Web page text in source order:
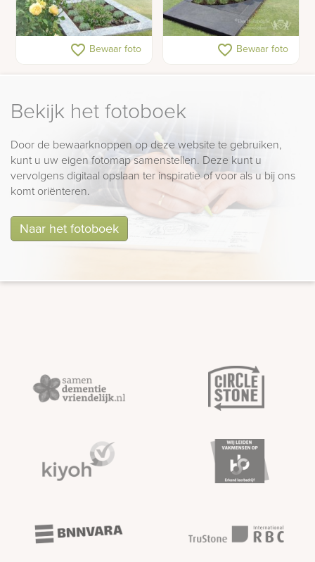
Natuursteen
grafmonument met de
favorite_border Bewaar foto Grafmonument grafkunst
favorite_border Bewaar foto
Bekijk het fotoboek
Door de bewaarknoppen op deze website te gebruiken,
kunt u uw eigen fotomap samenstellen. Deze kunt u
vervolgens digitaal opslaan ter inspiratie of voor als u bij ons
komt oriënteren.
Naar het fotoboek